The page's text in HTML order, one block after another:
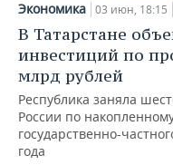
Экономика 03 июн, 18:15
В Татарстане
инвестиций по
млрд рублей
Республика заняла
России по
государственно-
года